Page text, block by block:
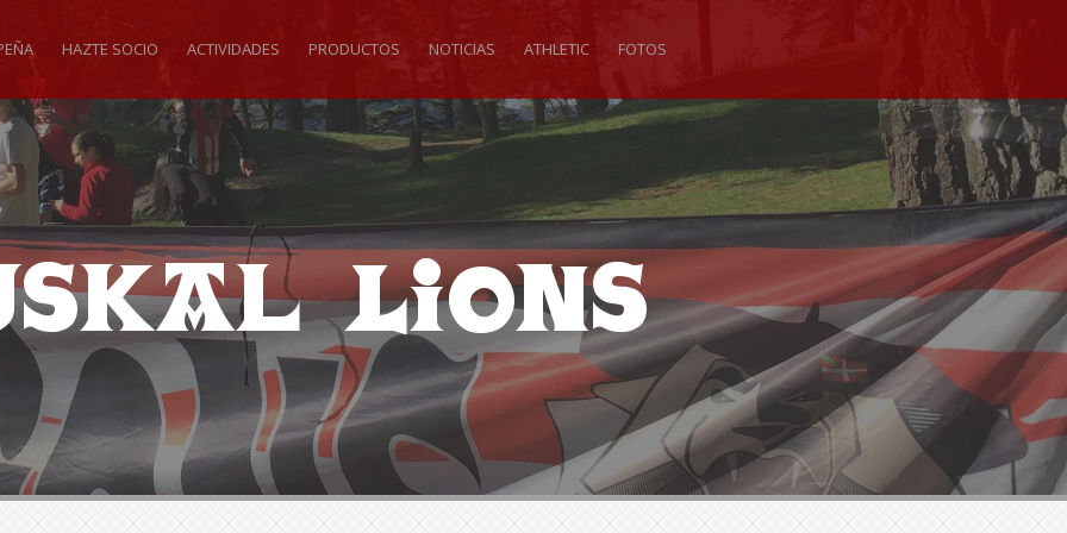
HAZTE SOCIO ACTIVIDADES PRODUCTOS NOTICIAS ATHLETIC FOTOS